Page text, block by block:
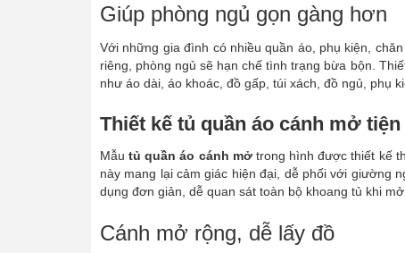
Giúp phòng ngủ gọn gàng hơn
Với những gia đình có nhiều quần áo, phụ kiện,
riêng, phòng ngủ sẽ hạn chế tình trạng bừa bộn.
như áo dài, áo khoác, đồ gấp, túi xách, đồ ngủ, phụ
Thiết kế tủ quần áo cánh mở
Mẫutủ quần áo cánh mởtrong hình được thiết kế
này mang lại cảm giác hiện đại, dễ phối với giường
dụng đơn giản, dễ quan sát toàn bộ khoang tủ khi
Cánh mở rộng, dễ lấy đồ